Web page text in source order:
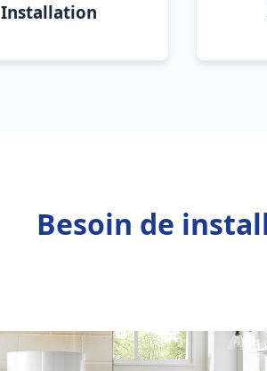
Installation
Besoin de